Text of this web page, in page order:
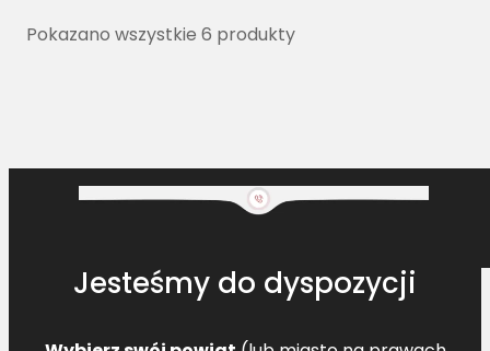
Pokazano wszystkie 6 produkty
Jesteśmy do dyspozycji